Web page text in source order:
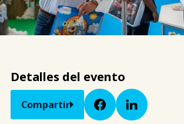
Detalles del evento
Compartir